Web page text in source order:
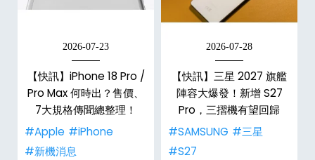
2026-07-23
【快訊】iPhone 18 Pro /
Pro Max 何時出？售價、
7大規格傳聞總整理！
#Apple #iPhone
#新機消息
2026-07-28
【快訊】三星 2027 旗艦
陣容大爆發！新增 S27
Pro，三摺機有望回歸
#SAMSUNG #三星
#S27